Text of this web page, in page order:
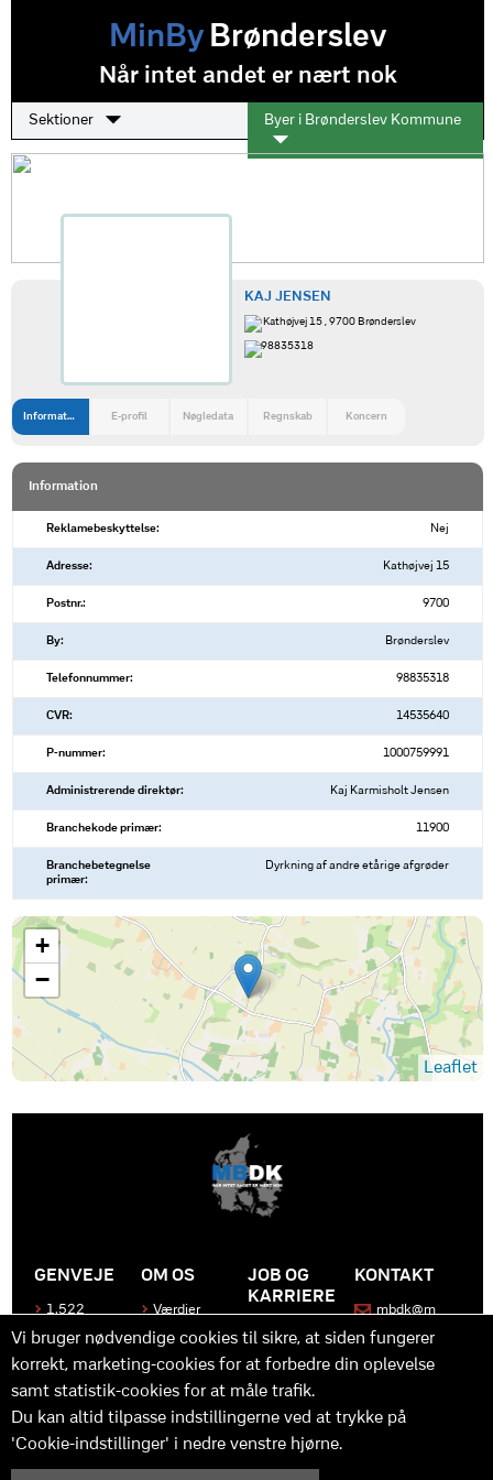
MinByBrønderslev
Når intet andet er nært nok
Sektioner Byer i Brønderslev Kommune
KAJ JENSEN
Kathøjvej 15 , 9700 Brønderslev
98835318
Information E-profil Nøgledata Regnskab Koncern
Information
Reklamebeskyttelse: Nej
Adresse: Kathøjvej 15
Postnr.: 9700
By: Brønderslev
Telefonnummer: 98835318
CVR: 14535640
P-nummer: 1000759991
Administrerende direktør: Kaj Karmisholt Jensen
Branchekode primær: 11900
Branchebetegnelse
primær:
Dyrkning af andre etårige afgrøder
+
−
Leaflet
GENVEJE
1.522
Produkter
Kontakt
os
OM OS
Værdier
Historen
bag
MBDK
Hvad gør
os unikke
JOB OG
KARRIERE
Bliv en del
af MBDK
Vores
team
og
udvikling
KONTAKT
mbdk@m
Vi bruger nødvendige cookies til sikre, at siden fungerer
korrekt, marketing-cookies for at forbedre din oplevelse
samt statistik-cookies for at måle trafik.
Du kan altid tilpasse indstillingerne ved at trykke på
'Cookie-indstillinger' i nedre venstre hjørne.